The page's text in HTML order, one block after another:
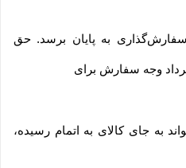
به پایان برسد. حق
وجه سفارش برای
به جای کالای به اتمام رسیده،